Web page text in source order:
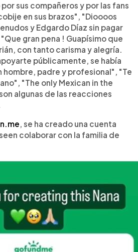
sus compañeros y por las fans
en sus brazos", "Dioooos
y Edgardo Díaz sin pagar
gran pena ! Guapísimo que
con tanto carisma y alegría.
públicamente, se había
hombre, padre y profesional", "Te
"The only Mexican in the
algunas de las reacciones
, se ha creado una cuenta
colaborar con la familia de